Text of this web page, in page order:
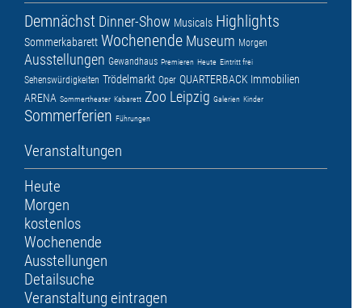
Demnächst Dinner-Show Musicals Highlights
Sommerkabarett Wochenende Museum Morgen
Ausstellungen Gewandhaus Premieren Heute Eintritt frei
Sehenswürdigkeiten Trödelmarkt Oper QUARTERBACK Immobilien
ARENA Sommertheater Kabarett Zoo Leipzig Galerien Kinder
Sommerferien Führungen
Veranstaltungen
Heute
Morgen
kostenlos
Wochenende
Ausstellungen
Detailsuche
Veranstaltung eintragen